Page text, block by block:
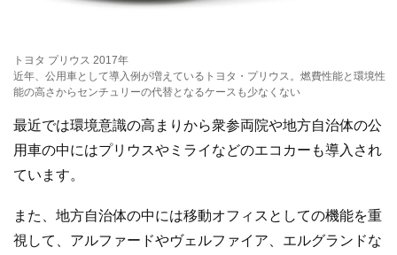
トヨタ プリウス 2017年
近年、公用車として導入例が増えているトヨタ・プリウス。燃費性能と環境性
能の高さからセンチュリーの代替となるケースも少なくない
最近では環境意識の高まりから衆参両院や地方自治体の公
用車の中にはプリウスやミライなどのエコカーも導入され
ています。
また、地方自治体の中には移動オフィスとしての機能を重
視して、アルファードやヴェルファイア、エルグランドな